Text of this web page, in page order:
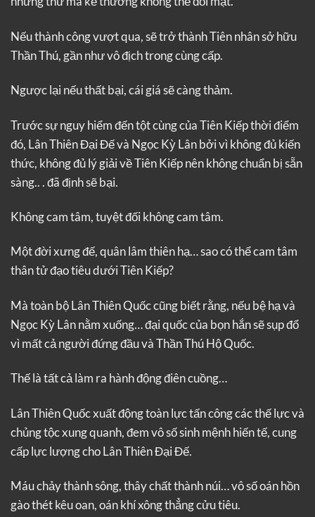
Nếu thành công vượt qua, sẽ trở thành Tiên nhân sở hữu
Thần Thú, gần như vô địch trong cùng cấp.
Ngược lại nếu thất bại, cái giá sẽ càng thảm.
Trước sự nguy hiểm đến tột cùng của Tiên Kiếp thời điểm
đó, Lân Thiên Đại Đế và Ngọc Kỳ Lân bởi vì không đủ kiến
thức, không đủ lý giải về Tiên Kiếp nên không chuẩn bị sẵn
sàng.. . đã định sẽ bại.
Không cam tâm, tuyệt đối không cam tâm.
Một đời xưng đế, quân lâm thiên hạ… sao có thể cam tâm
thân tử đạo tiêu dưới Tiên Kiếp?
Mà toàn bộ Lân Thiên Quốc cũng biết rằng, nếu bệ hạ và
Ngọc Kỳ Lân nằm xuống… đại quốc của bọn hắn sẽ sụp đổ
vì mất cả người đứng đầu và Thần Thú Hộ Quốc.
Thế là tất cả làm ra hành động điên cuồng…
Lân Thiên Quốc xuất động toàn lực tấn công các thế lực và
chủng tộc xung quanh, đem vô số sinh mệnh hiến tế, cung
cấp lực lượng cho Lân Thiên Đại Đế.
Máu chảy thành sông, thây chất thành núi… vô số oán hồn
gào thét kêu oan, oán khí xông thẳng cửu tiêu.